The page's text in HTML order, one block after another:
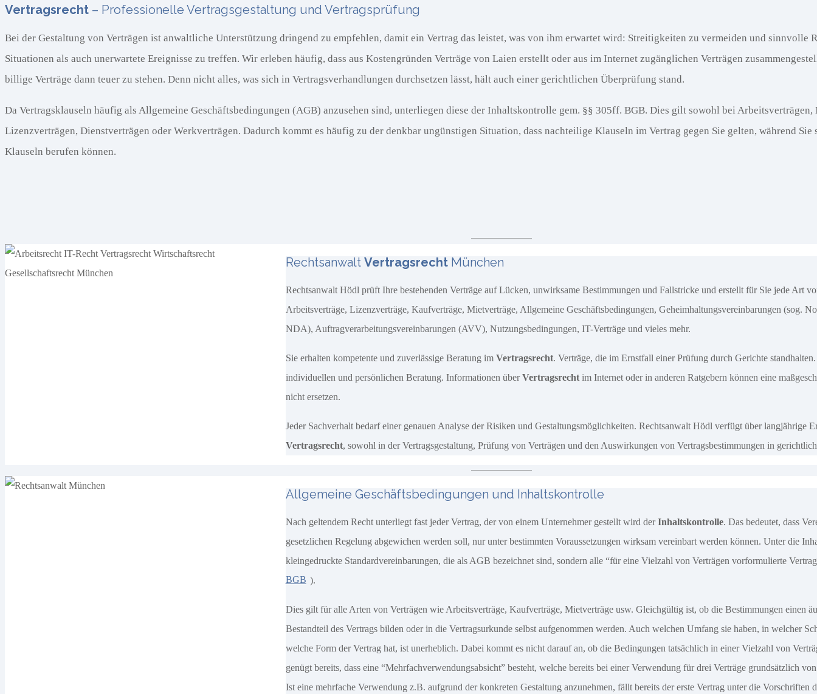
Vertragsrecht – Professionelle Vertragsgestaltung und Vertragsprüfung
Bei der Gestaltung von Verträgen ist anwaltliche Unterstützung dringend zu empfehlen, damit ein Vertrag das leistet, was von ihm erwartet wird: Streitigkeiten zu vermeiden und sinnvolle
Situationen als auch unerwartete Ereignisse zu treffen. Wir erleben häufig, dass aus Kostengründen Verträge von Laien erstellt oder aus im Internet zugänglichen Verträgen
billige Verträge dann teuer zu stehen. Denn nicht alles, was sich in Vertragsverhandlungen durchsetzen lässt, hält auch einer gerichtlichen Überprüfung stand.
Da Vertragsklauseln häufig als Allgemeine Geschäftsbedingungen (AGB) anzusehen sind, unterliegen diese der Inhaltskontrolle gem. §§ 305ff. BGB. Dies gilt sowohl bei
Lizenzverträgen, Dienstverträgen oder Werkverträgen. Dadurch kommt es häufig zu der denkbar ungünstigen Situation, dass nachteilige Klauseln im Vertrag gegen Sie gelten, während
Klauseln berufen können.
Rechtsanwalt VertragsrechtMünchen
Rechtsanwalt Hödl prüft Ihre bestehenden Verträge auf Lücken, unwirksame Bestimmungen und Fallstricke und erstellt für Sie jede Art
Arbeitsverträge, Lizenzverträge, Kaufverträge, Mietverträge, Allgemeine Geschäftsbedingungen, Geheimhaltungsvereinbarungen (sog.
NDA), Auftragverarbeitungsvereinbarungen (AVV), Nutzungsbedingungen, IT-Verträge und vieles mehr.
Sie erhalten kompetente und zuverlässige Beratung im Vertragsrecht. Verträge, die im Ernstfall einer Prüfung durch Gerichte
individuellen und persönlichen Beratung. Informationen überVertragsrechtim Internet oder in anderen Ratgebern können eine
nicht ersetzen.
Jeder Sachverhalt bedarf einer genauen Analyse der Risiken und Gestaltungsmöglichkeiten. Rechtsanwalt Hödl verfügt über langjährige
Vertragsrecht, sowohl in der Vertragsgestaltung, Prüfung von Verträgen und den Auswirkungen von Vertragsbestimmungen in
Allgemeine Geschäftsbedingungen und Inhaltskontrolle
Nach geltendem Recht unterliegt fast jeder Vertrag, der von einem Unternehmer gestellt wird derInhaltskontrolle. Das bedeutet, dass
gesetzlichen Regelung abgewichen werden soll, nur unter bestimmten Voraussetzungen wirksam vereinbart werden können. Unter die
kleingedruckte Standardvereinbarungen, die als AGB bezeichnet sind, sondern alle “für eine Vielzahl von Verträgen vorformulierte
BGB ).
Dies gilt für alle Arten von Verträgen wie Arbeitsverträge, Kaufverträge, Mietverträge usw. Gleichgültig ist, ob die Bestimmungen einen
Bestandteil des Vertrags bilden oder in die Vertragsurkunde selbst aufgenommen werden. Auch welchen Umfang sie haben, in welcher
welche Form der Vertrag hat, ist unerheblich. Dabei kommt es nicht darauf an, ob die Bedingungen tatsächlich in einer Vielzahl von
genügt bereits, dass eine “Mehrfachverwendungsabsicht” besteht, welche bereits bei einer Verwendung für drei Verträge grundsätzlich
Ist eine mehrfache Verwendung z.B. aufgrund der konkreten Gestaltung anzunehmen, fällt bereits der erste Vertrag unter die Vorschriften